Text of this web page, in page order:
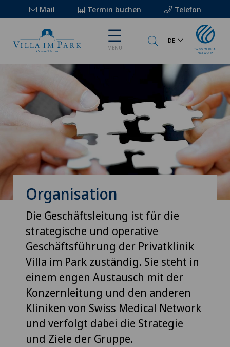
Mail Termin buchen Telefon
MENU
DE
Organisation
Die Geschäftsleitung ist für die
strategische und operative
Geschäftsführung der Privatklinik
Villa im Park zuständig. Sie steht in
einem engen Austausch mit der
Konzernleitung und den anderen
Kliniken von Swiss Medical Network
und verfolgt dabei die Strategie
und Ziele der Gruppe.